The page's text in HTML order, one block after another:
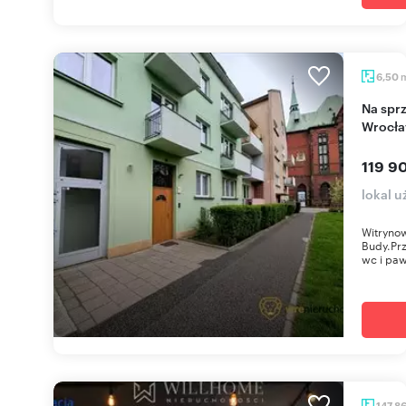
6,50
Na sprzedaż przestronny lokal 6,5 m² w
119
lokal
wc i